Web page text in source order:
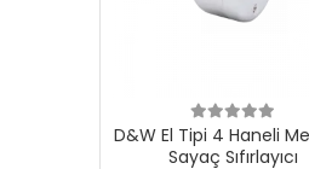
D&W El Tipi 4 Haneli
Sayaç Sıfırlayıcı